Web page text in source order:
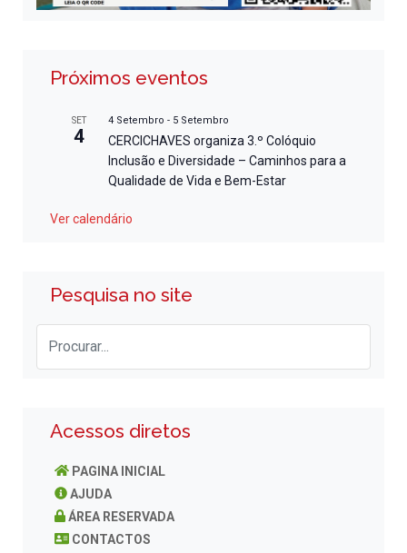
Próximos eventos
SET
4
4 Setembro - 5 Setembro
CERCICHAVES organiza 3.º Colóquio
Inclusão e Diversidade – Caminhos para a
Qualidade de Vida e Bem-Estar
Ver calendário
Pesquisa no site
Acessos diretos
PAGINA INICIAL
AJUDA
ÁREA RESERVADA
CONTACTOS